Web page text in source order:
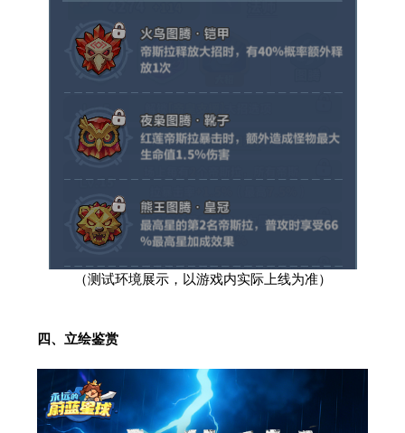
（测试环境展示，以游戏内实际上线为准）
四、立绘鉴赏